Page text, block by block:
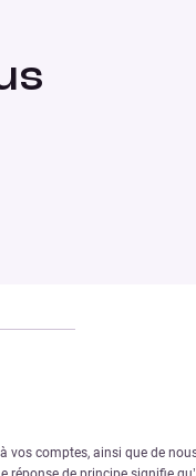
vos comptes, ainsi que de